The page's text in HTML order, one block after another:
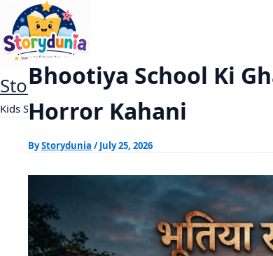
content
StoryDunia
Kids Stories
Home Bhutni Ki Kahani
Bhootiya School Ki
Horror Kahani
ByStorydunia /July 25, 2026